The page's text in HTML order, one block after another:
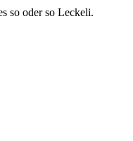
so oder so Leckeli.